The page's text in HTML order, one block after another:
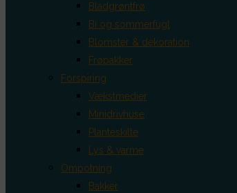
Bladgrøntfrø
Bi og sommerfugl
Blomster & dekoration
Frøpakker
Forspiring
Vækstmedier
Minidrivhuse
Planteskilte
Lys & varme
Ompotning
Bakker